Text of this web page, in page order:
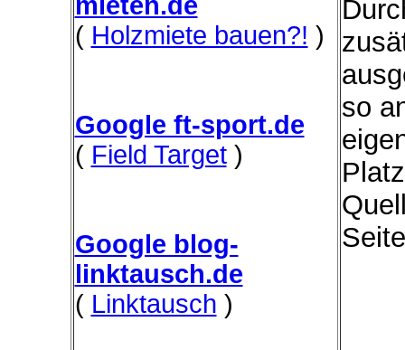
( Holzmiete bauen?! )
Google ft-sport.de
( Field Target)
Google blog-
linktausch.de
( Linktausch )
so